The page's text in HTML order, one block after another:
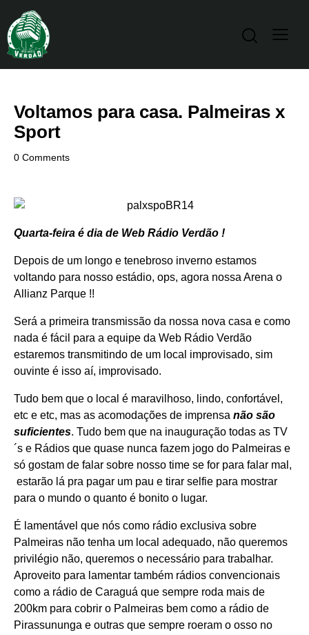
Voltamos para casa. Palmeiras x
Sport
0 Comments
Quarta-feira é dia de Web Rádio Verdão !
Depois de um longo e tenebroso inverno estamos
voltando para nosso estádio, ops, agora nossa Arena o
Allianz Parque !!
Será a primeira transmissão da nossa nova casa e como
nada é fácil para a equipe da Web Rádio Verdão
estaremos transmitindo de um local improvisado, sim
ouvinte é isso aí, improvisado.
Tudo bem que o local é maravilhoso, lindo, confortável,
etc e etc, mas as acomodações de imprensa não são
suficientes. Tudo bem que na inauguração todas as TV
´s e Rádios que quase nunca fazem jogo do Palmeiras e
só gostam de falar sobre nosso time se for para falar mal,
estarão lá pra pagar um pau e tirar selfie para mostrar
para o mundo o quanto é bonito o lugar.
É lamentável que nós como rádio exclusiva sobre
Palmeiras não tenha um local adequado, não queremos
privilégio não, queremos o necessário para trabalhar.
Aproveito para lamentar também rádios convencionais
como a rádio de Caraguá que sempre roda mais de
200km para cobrir o Palmeiras bem como a rádio de
Pirassununga e outras que sempre roeram o osso no